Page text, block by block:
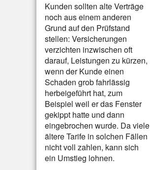
Kunden sollten alte Verträge
noch aus einem anderen
Grund auf den Prüfstand
stellen: Versicherungen
verzichten inzwischen oft
darauf, Leistungen zu kürzen,
wenn der Kunde einen
Schaden grob fahrlässig
herbeigeführt hat, zum
Beispiel weil er das Fenster
gekippt hatte und dann
eingebrochen wurde. Da viele
ältere Tarife in solchen Fällen
nicht voll zahlen, kann sich
ein Umstieg lohnen.